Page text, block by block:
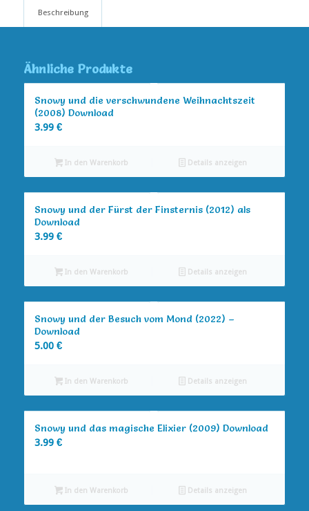
Beschreibung
Ähnliche Produkte
Snowy und die verschwundene Weihnachtszeit
(2008) Download
3.99 €
In den Warenkorb Details anzeigen
Snowy und der Fürst der Finsternis (2012) als
Download
3.99 €
In den Warenkorb Details anzeigen
Snowy und der Besuch vom Mond (2022) –
Download
5.00 €
In den Warenkorb Details anzeigen
Snowy und das magische Elixier (2009) Download
3.99 €
In den Warenkorb Details anzeigen